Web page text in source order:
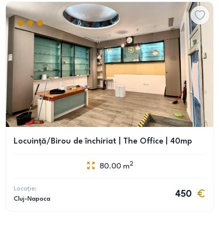
Locuință/Birou de închiriat | The Office | 40mp
80.00 m2
Locație:
Cluj-Napoca
450